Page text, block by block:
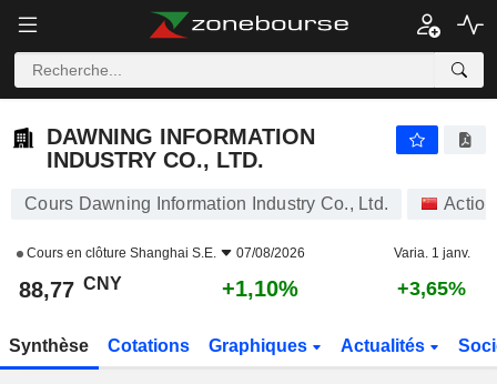
DAWNING INFORMATION
INDUSTRY CO., LTD.
Cours Dawning Information Industry Co., Ltd.
Cours en clôture Shanghai S.E. 07/08/2026 Varia. 1 janv.
88,77 CNY +1,10% +3,65%
Synthèse Cotations Graphiques Actualités